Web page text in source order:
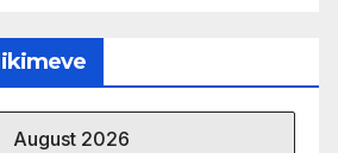
August 2026